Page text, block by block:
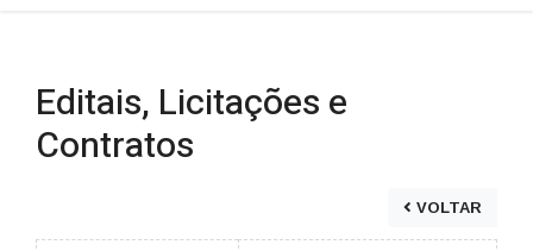
Editais, Licitações e
Contratos
VOLTAR